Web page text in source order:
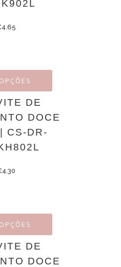
4.65
DE
DOCE
CS-DR-
4.30
DE
DOCE